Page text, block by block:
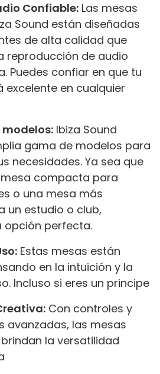
Confiable: Las mesas
Sound están diseñadas
de alta calidad que
reproducción de audio
Puedes confiar en que tu
excelente en cualquier
Ibiza Sound
gama de modelos para
necesidades. Ya sea que
compacta para
o una mesa más
un estudio o club,
opción perfecta.
Estas mesas están
en la intuición y la
Incluso si eres un principe
Con controles y
avanzadas, las mesas
la versatilidad